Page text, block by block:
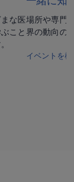
な医
こと
場所や専門
界の動向の
イベントを